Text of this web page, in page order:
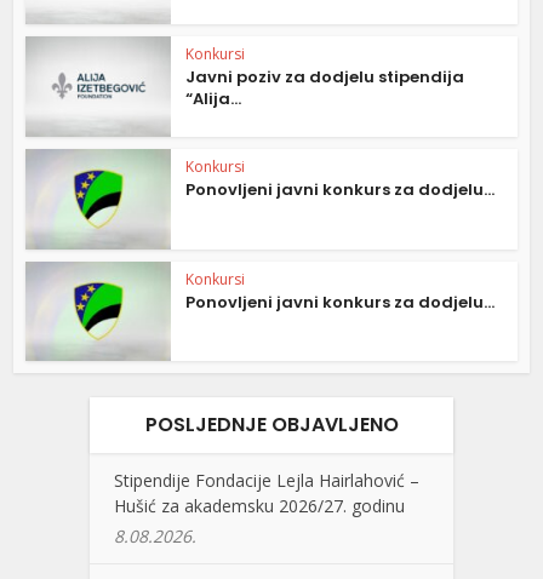
Konkursi
Javni poziv za dodjelu stipendija
“Alija...
Konkursi
Ponovljeni javni konkurs za dodjelu...
Konkursi
Ponovljeni javni konkurs za dodjelu...
POSLJEDNJE OBJAVLJENO
Stipendije Fondacije Lejla Hairlahović –
Hušić za akademsku 2026/27. godinu
8.08.2026.